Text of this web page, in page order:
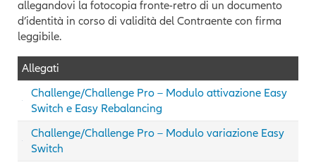
allegandovi la fotocopia fronte-retro di un documento
d’identità in corso di validità del Contraente con firma
leggibile.
Allegati
Challenge/Challenge Pro – Modulo attivazione Easy
Switch e Easy Rebalancing
Challenge/Challenge Pro – Modulo variazione Easy
Switch